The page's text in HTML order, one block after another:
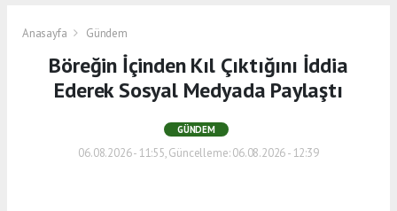
Anasayfa Gündem
Böreğin İçinden Kıl Çıktığını İddia
Ederek Sosyal Medyada Paylaştı
GÜNDEM
06.08.2026 - 11:55, Güncelleme: 06.08.2026 - 12:39